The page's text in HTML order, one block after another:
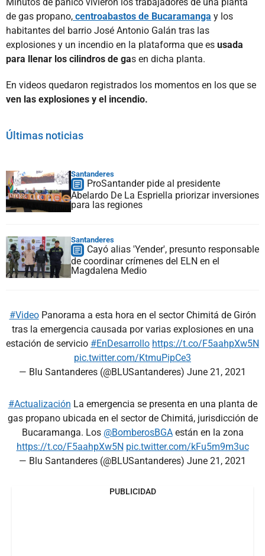
de gas propano, centroabastos de Bucaramanga y los
habitantes del barrio José Antonio Galán tras las
explosiones y un incendio en la plataforma que es usada
para llenar los cilindros de gas en dicha planta.
En videos quedaron registrados los momentos en los que se
ven las explosiones y el incendio.
Últimas noticias
Santanderes
ProSantander pide al presidente
Abelardo De La Espriella priorizar inversiones
para las regiones
Santanderes
Cayó alias 'Yender', presunto responsable
de coordinar crímenes del ELN en el
Magdalena Medio
#VideoPanorama a esta hora en el sector Chimitá de Girón
tras la emergencia causada por varias explosiones en una
estación de servicio #EnDesarrollo https://t.co/F5aahpXw5N
pic.twitter.com/KtmuPipCe3
— Blu Santanderes (@BLUSantanderes) June 21, 2021
#Actualización La emergencia se presenta en una planta de
gas propano ubicada en el sector de Chimitá, jurisdicción de
Bucaramanga. Los @BomberosBGAestán en la zona
https://t.co/F5aahpXw5N pic.twitter.com/kFu5m9m3uc
— Blu Santanderes (@BLUSantanderes) June 21, 2021
PUBLICIDAD